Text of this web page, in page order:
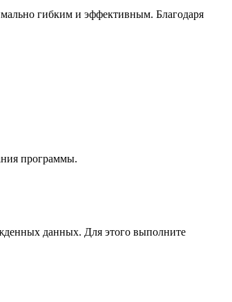
гибким и эффективным. Благодаря
программы.
данных. Для этого выполните